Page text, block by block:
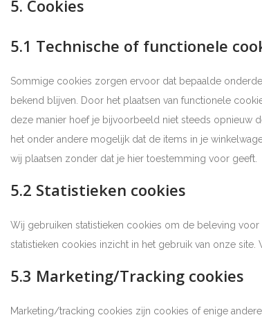
5. Cookies
5.1 Technische of functionele
Sommige cookies zorgen ervoor dat bepaalde
bekend blijven. Door het plaatsen van functionele
deze manier hoef je bijvoorbeeld niet steeds opnieuw
het onder andere mogelijk dat de items in je
wij plaatsen zonder dat je hier toestemming voor geeft.
5.2 Statistieken cookies
Wij gebruiken statistieken cookies om de beleving
statistieken cookies inzicht in het gebruik van onze
5.3 Marketing/Tracking cookies
Marketing/tracking cookies zijn cookies of enige